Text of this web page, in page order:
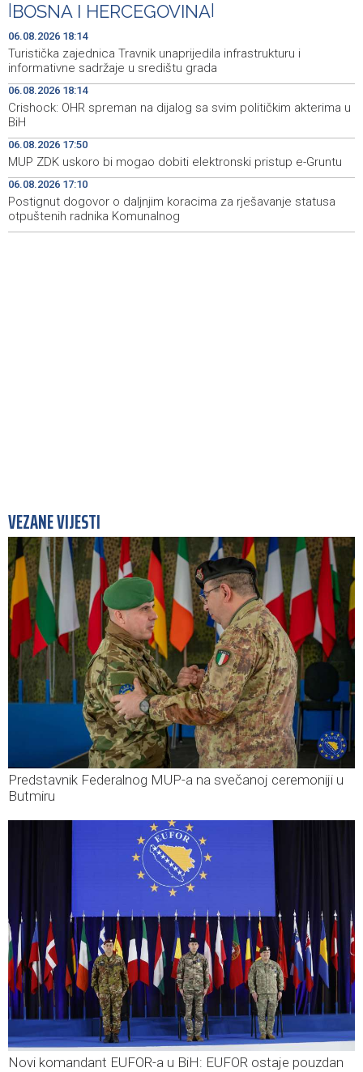
19:55
Drugi Festival bakri okupio mještane i posjetitelje kod
Livna
19:45
Novi Travnik receives first direct EU funding for UNESCO
19:33
Crishock: OHR maintains an open dialogue with all
political stakeholders in BiH
19:32
Velika nagrada Britanije ostaje u MotoGP kalendaru do
2028. godine
19:29
Španska krajnja ljevica i desnica ujedinjene protiv
Maroka kao suorganizatora SP 2030.
BOSNA I HERCEGOVINA
06.08.2026 18:14
Turistička zajednica Travnik unaprijedila infrastrukturu i
informativne sadržaje u središtu grada
06.08.2026 18:14
Crishock: OHR spreman na dijalog sa svim političkim akterima u
BiH
06.08.2026 17:50
MUP ZDK uskoro bi mogao dobiti elektronski pristup e-Gruntu
06.08.2026 17:10
Postignut dogovor o daljnjim koracima za rješavanje statusa
otpuštenih radnika Komunalnog
VEZANE VIJESTI
Predstavnik Federalnog MUP-a na svečanoj ceremoniji u
Butmiru
Novi komandant EUFOR-a u BiH: EUFOR ostaje pouzdan